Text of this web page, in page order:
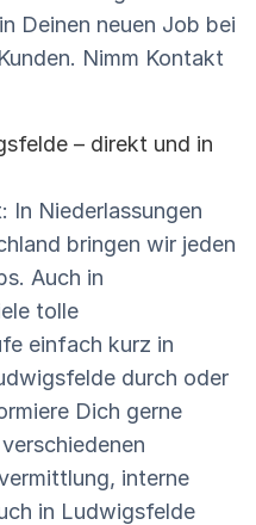
Deinen neuen Job bei
Nimm Kontakt
– direkt und in
In Niederlassungen
bringen wir jeden
Auch in
tolle
einfach kurz in
durch oder
Dich gerne
interne
in Ludwigsfelde